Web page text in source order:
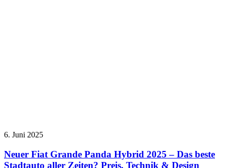
6. Juni 2025
Neuer Fiat Grande Panda Hybrid 2025 – Das beste
Stadtauto aller Zeiten? Preis, Technik & Design